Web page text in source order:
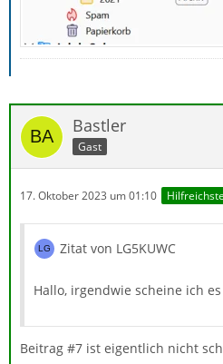
Bastler
Gast
17. Oktober 2023 um 01:10
Zitat von LG5KUWC
Hallo, irgendwie scheine ich
Beitrag #7 ist eigentlich nicht